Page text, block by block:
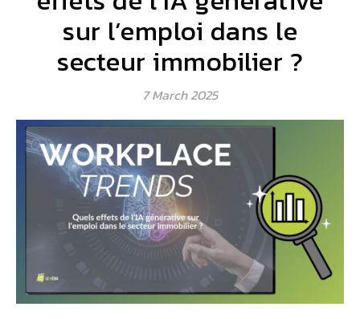
sur l’emploi dans le
secteur immobilier ?
7 March 2025